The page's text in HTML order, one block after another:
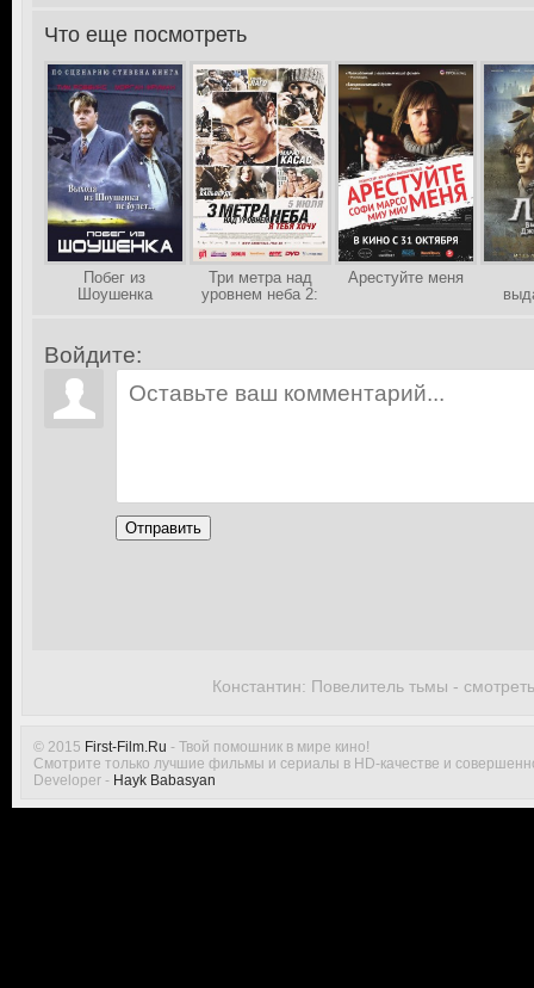
Константин: Повелитель тьмы -
>Что еще посмотреть
Побег из
Шоушенка
Три метра над
уровнем неба 2:
Арестуйте меня
Войдите:
Отправить
© 2015 First-Film.Ru - Твой помошник в мире кино!
Смотрите только лучшие фильмы и сериалы в HD-качестве и
Developer - Hayk Babasyan